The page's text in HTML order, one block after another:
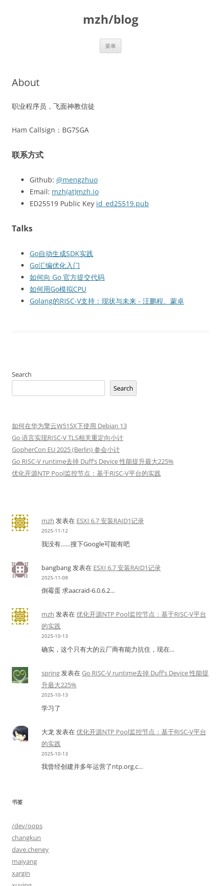
mzh/blog
菜单
About
职业程序员，飞面神教信徒
Ham Callsign：BG7SGA
联系方式
Github: @mengzhuo
Email: mzh(at)mzh.io
ED25519 Public Key id_ed25519.pub
Talks
Go自动生成SDK实践
Go汇编优化入门
如何向 Go 官方提交代码
如何用Go模拟CPU
Golang的RISC-V支持：现状与未来 - 汪鹏程、蒙卓
Search
Search
如何在华为擎云W515X下使用 Debian 13
Go 语言实现RISC-V TLS相关重定向小计
GopherCon EU 2025 (Berlin) 参会小计
Go RISC-V runtime去掉 Duff’s Device 性能提升最大225%
优化开源NTP Pool监控节点：基于RISC-V平台的实践
mzh 发表在 ESXI 6.7 安装RAID1记录
2025-11-12
我没有……搜下Google可能有吧
bangbang发表在 ESXI 6.7 安装RAID1记录
2025-11-08
倒霉蛋 求aacraid-6.0.6.2…
mzh 发表在优化开源NTP Pool监控节点：基于RISC-V平台
的实践
2025-10-13
确实，这个只有大的云厂商有能力抗住，现在…
spring发表在Go RISC-V runtime去掉 Duff’s Device 性能提
升最大225%
2025-10-13
学习了
大龙发表在优化开源NTP Pool监控节点：基于RISC-V平台
的实践
2025-10-13
我曾经创建并多年运营了ntp.org.c…
书签
/dev/oops
changkun
dave.cheney
maiyang
xargin